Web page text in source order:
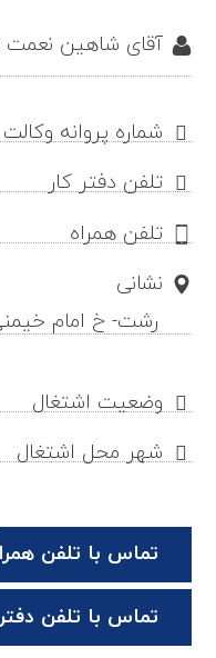
آقای شاهین
شماره پروانه وکالت
تلفن دفتر کار
تلفن همراه
نشانی
رشت- خ امام
وضعیت اشتغال
شهر محل اشتغال
تماس با تلفن
تماس با تلفن دفتر